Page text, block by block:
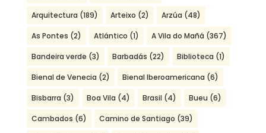
Arquitectura (189) Arteixo (2) Arzúa (48)
As Pontes (2) Atlántico (1) A Vila do Mañá (367)
Bandeira verde (3) Barbadás (22) Biblioteca (1)
Bienal de Venecia (2) Bienal Iberoamericana (6)
Bisbarra (3) Boa Vila (4) Brasil (4) Bueu (6)
Cambados (6) Camino de Santiago (39)